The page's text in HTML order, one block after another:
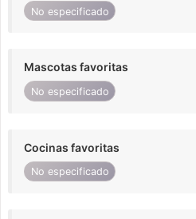
No especificado
Mascotas favoritas
No especificado
Cocinas favoritas
No especificado